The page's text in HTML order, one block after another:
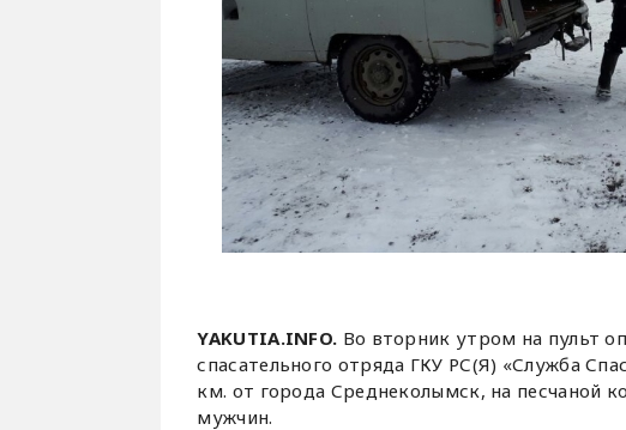
YAKUTIA.INFO. Во вторник утром на пульт
спасательного отряда ГКУ РС(Я) «Служба
км. от города Среднеколымск, на песчаной
мужчин.